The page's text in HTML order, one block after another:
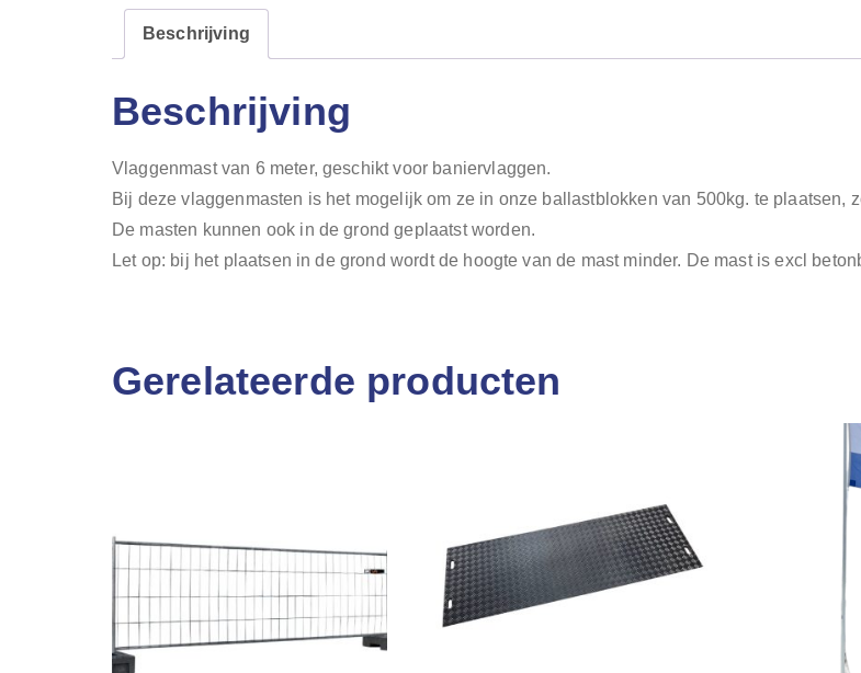
Beschrijving
Beschrijving
Vlaggenmast van 6 meter, geschikt voor baniervlaggen.
Bij deze vlaggenmasten is het mogelijk om ze in onze ballastblokken van 500kg. te plaatsen,
De masten kunnen ook in de grond geplaatst worden.
Let op: bij het plaatsen in de grond wordt de hoogte van de mast minder. De mast is excl
Gerelateerde producten